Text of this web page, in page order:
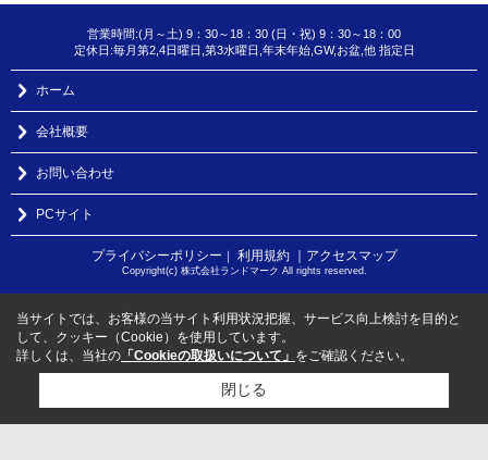
営業時間:(月～土) 9：30～18：30 (日・祝) 9：30～18：00
定休日:毎月第2,4日曜日,第3水曜日,年末年始,GW,お盆,他 指定日
ホーム
会社概要
お問い合わせ
PCサイト
プライバシーポリシー ｜ 利用規約 ｜アクセスマップ
Copyright(c) 株式会社ランドマーク All rights reserved.
当サイトでは、お客様の当サイト利用状況把握、サービス向上検討を目的と
して、クッキー（Cookie）を使用しています。
詳しくは、当社の 「Cookieの取扱いについて」 をご確認ください。
閉じる